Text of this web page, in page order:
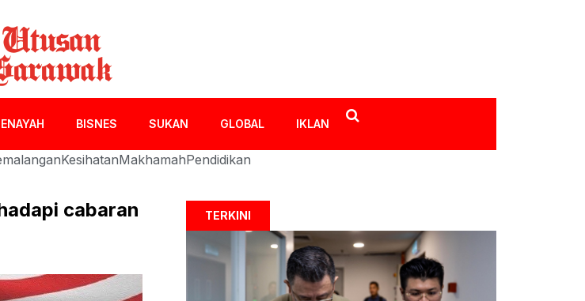
BISNES SUKAN GLOBAL IKLAN
KesihatanMakhamahPendidikan
cabaran TERKINI